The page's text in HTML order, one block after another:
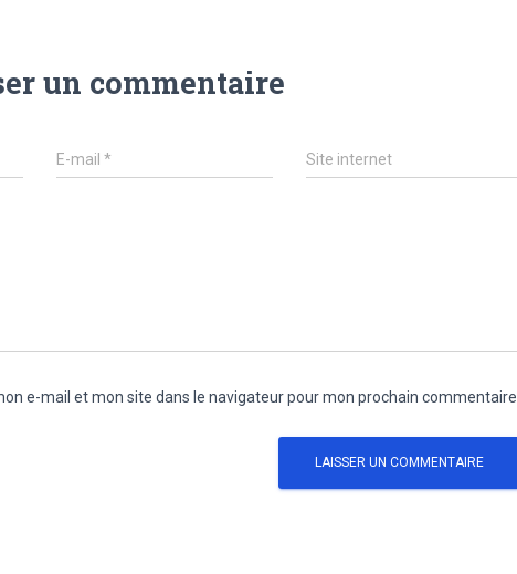
un commentaire
E-mail* Site internet
e-mail et mon site dans le navigateur pour mon prochain commentaire.